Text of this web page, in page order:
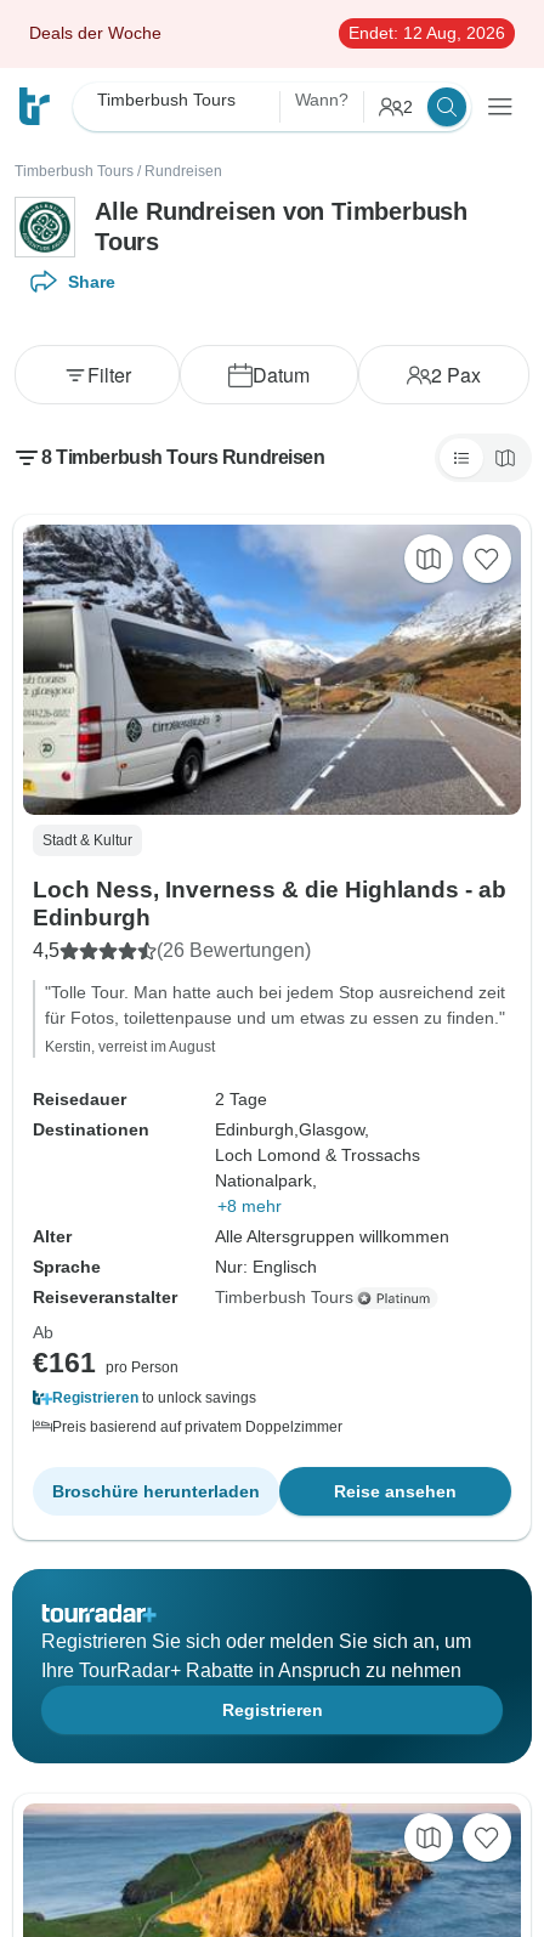
Deals der Woche Endet: 12 Aug, 2026
Timberbush Tours Wann? 2
Timberbush Tours / Rundreisen
Alle Rundreisen von Timberbush
Tours
Share
Datum 2 Pax
Filter
8 Timberbush Tours Rundreisen
Stadt & Kultur
Loch Ness, Inverness & die Highlands - ab
Edinburgh
4,5 (26 Bewertungen)
"Tolle Tour. Man hatte auch bei jedem Stop ausreichend zeit
für Fotos, toilettenpause und um etwas zu essen zu finden."
Kerstin, verreist im August
Reisedauer
2 Tage
Destinationen
Edinburgh,Glasgow,
Loch Lomond & Trossachs
Nationalpark,
+8 mehr
Alter
Alle Altersgruppen willkommen
Sprache
Nur: Englisch
Reiseveranstalter
Timberbush Tours
Ab
€161 pro Person
Registrieren to unlock savings
Preis basierend auf privatem Doppelzimmer
Reise ansehen
Broschüre herunterladen
Registrieren Sie sich oder melden Sie sich an, um
Ihre TourRadar+ Rabatte in Anspruch zu nehmen
Registrieren